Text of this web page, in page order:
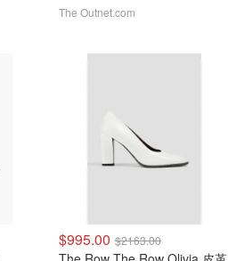
The Outnet.com
$995.00 $2163.00